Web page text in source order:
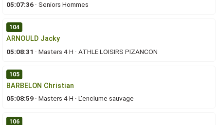
05:07:36 ·Seniors Hommes
104
ARNOULD Jacky
05:08:31 ·Masters 4 H ·ATHLE LOISIRS PIZANCON
105
BARBELON Christian
05:08:59 ·Masters 4 H ·L'enclume sauvage
106